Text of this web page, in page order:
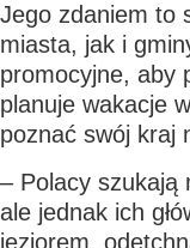
Jego zdaniem to
miasta, jak i
promocyjne, aby
planuje wakacje
poznać swój kraj
– Polacy szukają
ale jednak ich
jeziorem,